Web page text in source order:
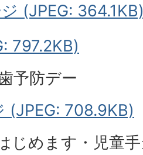
(JPEG:
797.2KB)
予防デー
(JPEG: 708.9KB)
じめます・児童